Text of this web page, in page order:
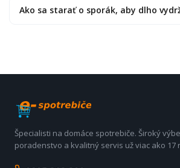
Ako sa starať o sporák, aby dlho
Špecialisti na domáce spotrebiče. Široký
poradenstvo a kvalitný servis už viac ako 17